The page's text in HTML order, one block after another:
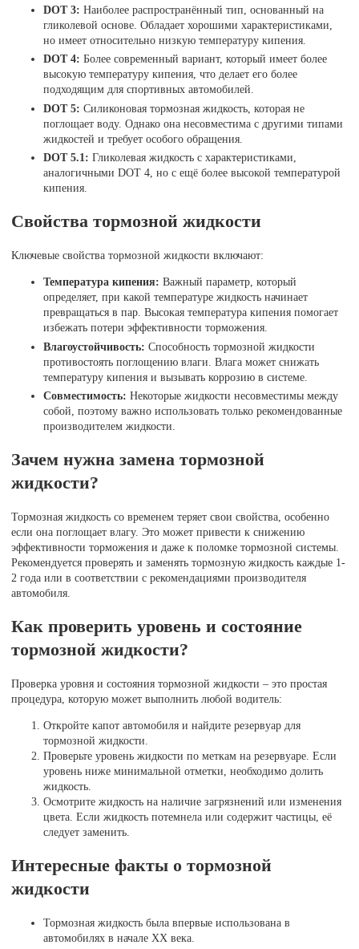
DOT 3: Наиболее распространённый тип, основанный на
гликолевой основе. Обладает хорошими характеристиками,
но имеет относительно низкую температуру кипения.
DOT 4: Более современный вариант, который имеет более
высокую температуру кипения, что делает его более
подходящим для спортивных автомобилей.
DOT 5: Силиконовая тормозная жидкость, которая не
поглощает воду. Однако она несовместима с другими типами
жидкостей и требует особого обращения.
DOT 5.1: Гликолевая жидкость с характеристиками,
аналогичными DOT 4, но с ещё более высокой температурой
кипения.
Свойства тормозной жидкости
Ключевые свойства тормозной жидкости включают:
Температура кипения: Важный параметр, который
определяет, при какой температуре жидкость начинает
превращаться в пар. Высокая температура кипения помогает
избежать потери эффективности торможения.
Влагоустойчивость: Способность тормозной жидкости
противостоять поглощению влаги. Влага может снижать
температуру кипения и вызывать коррозию в системе.
Совместимость: Некоторые жидкости несовместимы между
собой, поэтому важно использовать только рекомендованные
производителем жидкости.
Зачем нужна замена тормозной
жидкости?
Тормозная жидкость со временем теряет свои свойства, особенно
если она поглощает влагу. Это может привести к снижению
эффективности торможения и даже к поломке тормозной системы.
Рекомендуется проверять и заменять тормозную жидкость каждые 1-
2 года или в соответствии с рекомендациями производителя
автомобиля.
Как проверить уровень и состояние
тормозной жидкости?
Проверка уровня и состояния тормозной жидкости – это простая
процедура, которую может выполнить любой водитель:
Откройте капот автомобиля и найдите резервуар для
тормозной жидкости.
Проверьте уровень жидкости по меткам на резервуаре. Если
уровень ниже минимальной отметки, необходимо долить
жидкость.
Осмотрите жидкость на наличие загрязнений или изменения
цвета. Если жидкость потемнела или содержит частицы, её
следует заменить.
Интересные факты о тормозной
жидкости
Тормозная жидкость была впервые использована в
автомобилях в начале XX века.